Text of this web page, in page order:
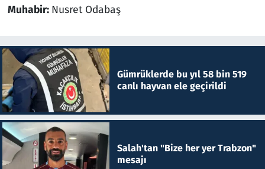
Muhabir: Nusret Odabaş
Gümrüklerde bu yıl 58 bin 519
canlı hayvan ele geçirildi
Salah'tan "Bize her yer Trabzon"
mesajı